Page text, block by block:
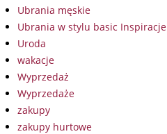
Ubrania męskie
Ubrania w stylu basic Inspiracje
Uroda
wakacje
Wyprzedaż
Wyprzedaże
zakupy
zakupy hurtowe